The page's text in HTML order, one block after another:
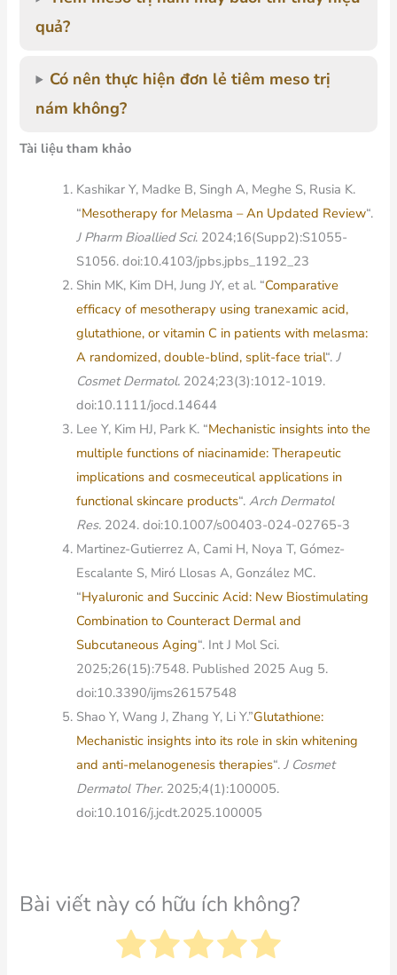
quả?
Có nên thực hiện đơn lẻ tiêm meso trị
nám không?
Tài liệu tham khảo
Kashikar Y, Madke B, Singh A, Meghe S, Rusia K.
“Mesotherapy for Melasma – An Updated Review“.
J Pharm Bioallied Sci. 2024;16(Supp2):S1055-
S1056. doi:10.4103/jpbs.jpbs_1192_23
Shin MK, Kim DH, Jung JY, et al. “Comparative
efficacy of mesotherapy using tranexamic acid,
glutathione, or vitamin C in patients with melasma:
A randomized, double-blind, split-face trial“.J
Cosmet Dermatol. 2024;23(3):1012-1019.
doi:10.1111/jocd.14644
Lee Y, Kim HJ, Park K. “Mechanistic insights into the
multiple functions of niacinamide: Therapeutic
implications and cosmeceutical applications in
functional skincare products“.Arch Dermatol
Res. 2024. doi:10.1007/s00403-024-02765-3
Martinez-Gutierrez A, Cami H, Noya T, Gómez-
Escalante S, Miró Llosas A, González MC.
“Hyaluronic and Succinic Acid: New Biostimulating
Combination to Counteract Dermal and
Subcutaneous Aging“. Int J Mol Sci.
2025;26(15):7548. Published 2025 Aug 5.
doi:10.3390/ijms26157548
Shao Y, Wang J, Zhang Y, Li Y.”Glutathione:
Mechanistic insights into its role in skin whitening
and anti-melanogenesis therapies“.J Cosmet
Dermatol Ther. 2025;4(1):100005.
doi:10.1016/j.jcdt.2025.100005
Bài viết này có hữu ích không?